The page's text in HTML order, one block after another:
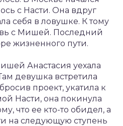
с Насти. Она вдруг
себя в ловушке. К тому
с Мишей. Последний
жизненного пути.
Анастасия уехала
девушка встретила
проект, укатила к
Насти, она покинула
что ее кто-то обидел, а
на следующую ступень